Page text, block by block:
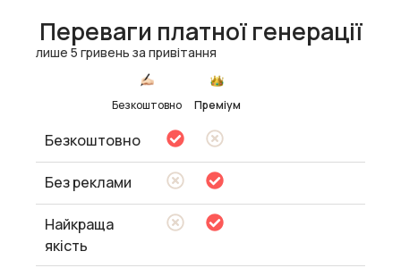
Переваги платної генерації
лише 5 гривень за привітання
Безкоштовно Преміум
Безкоштовно
Без реклами
Найкраща
якість